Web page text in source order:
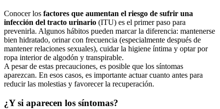
Conocer los factores que aumentan el riesgo de sufrir una
infección del tracto urinario (ITU) es el primer paso para
prevenirla. Algunos hábitos pueden marcar la diferencia: mantenerse
bien hidratado, orinar con frecuencia (especialmente después de
mantener relaciones sexuales), cuidar la higiene íntima y optar por
ropa interior de algodón y transpirable.
A pesar de estas precauciones, es posible que los síntomas
aparezcan. En esos casos, es importante actuar cuanto antes para
reducir las molestias y favorecer la recuperación.
¿Y si aparecen los síntomas?